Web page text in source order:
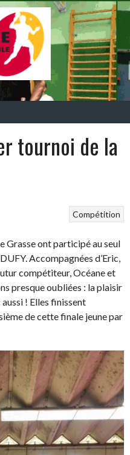
tournoi de la
Compétition
Grasse ont participé au seul
Accompagnées d’Eric,
compétiteur, Océane et
presque oubliées : la plaisir
! Elles finissent
de cette finale jeune par